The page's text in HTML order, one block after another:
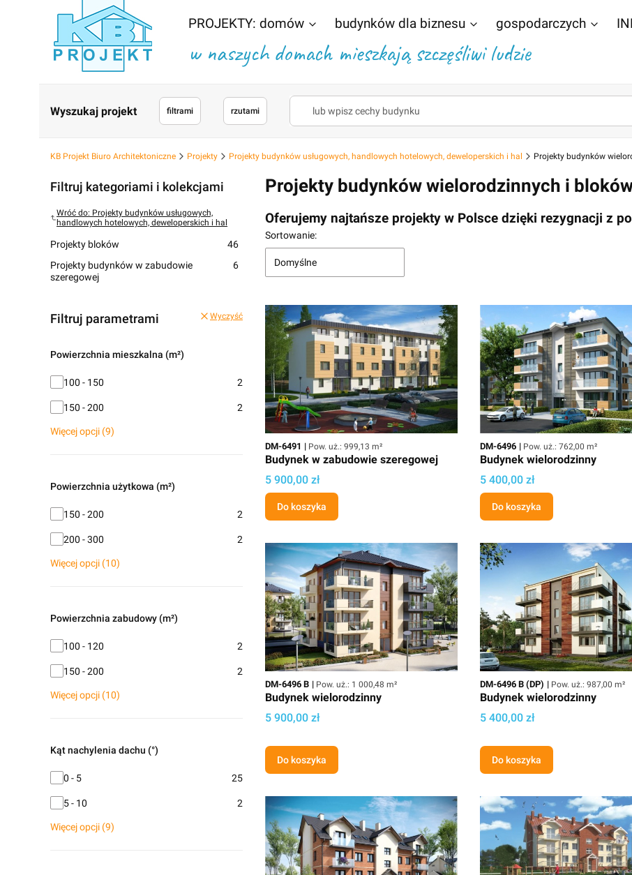
PROJEKTY: domów budynków dla biznesu gospodarczych
w naszych domach mieszkają szczęśliwi ludzie
Wyszukaj projekt filtrami rzutami
KB Projekt Biuro Architektoniczne Projekty Projekty budynków usługowych, handlowych hotelowych, deweloperskich i hal Projekty budynków
Filtruj kategoriami i kolekcjami
Wróć do: Projekty budynków usługowych,
handlowych hotelowych, deweloperskich i hal
Projekty bloków
46
Projekty budynków w zabudowie
szeregowej
6
Filtruj parametrami Wyczyść
Powierzchnia mieszkalna (m²)
Powierzchnia mieszkalna (m²)
100 - 150 2
150 - 200 2
Więcej opcji (9)
Powierzchnia użytkowa (m²)
Powierzchnia użytkowa (m²)
150 - 200 2
200 - 300 2
Więcej opcji (10)
Powierzchnia zabudowy (m²)
Powierzchnia zabudowy (m²)
100 - 120 2
150 - 200 2
Więcej opcji (10)
Kąt nachylenia dachu (°)
Kąt nachylenia dachu (°)
0 - 5 25
5 - 10 2
Więcej opcji (9)
Projekty budynków wielorodzinnych i
Oferujemy najtańsze projekty w Polsce dzięki rezygnacji z
Lista produktów
Sortowanie:
Domyślne
Kod
DM-6491 Powierzchnia użytkowa
Pow. uż.: 999,13 m²
Budynek w zabudowie szeregowej
Cena projektu
5 900,00 zł
Do koszyka
Kod
DM-6496 Powierzchnia użytkowa
Pow. uż.: 762,00 m²
Budynek wielorodzinny
Cena projektu
5 400,00 zł
Do koszyka
Kod
DM-6496 B Powierzchnia użytkowa
Pow. uż.: 1 000,48 m²
Budynek wielorodzinny
Cena projektu
5 900,00 zł
Do koszyka
Kod
DM-6496 B (DP) Powierzchnia
Pow. uż.: 987,00 m²
Budynek wielorodzinny
Cena projektu
5 400,00 zł
Do koszyka